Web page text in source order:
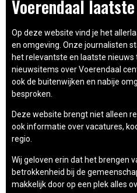
Voerendaal
Op deze website vind je het
en omgeving. Onze journalisten
het relevantste en laatste
nieuwsitems over Voerendaal
ook de buitenwijken en nabije
besproken.
Deze website brengt niet alleen
ook informatie over vacatures,
regio.
Wij geloven erin dat het brengen
betrokkenheid bij de
makkelijk door op een plek alles